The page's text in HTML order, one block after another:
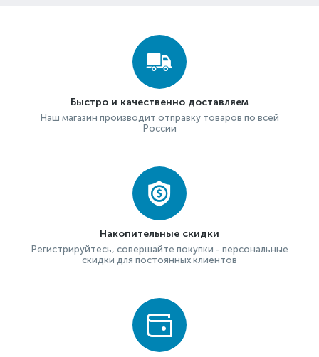
Быстро и качественно доставляем
Наш магазин производит отправку товаров по всей
России
Накопительные скидки
Регистрируйтесь, совершайте покупки - персональные
скидки для постоянных клиентов